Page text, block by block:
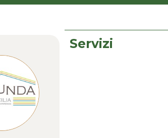
Servizi